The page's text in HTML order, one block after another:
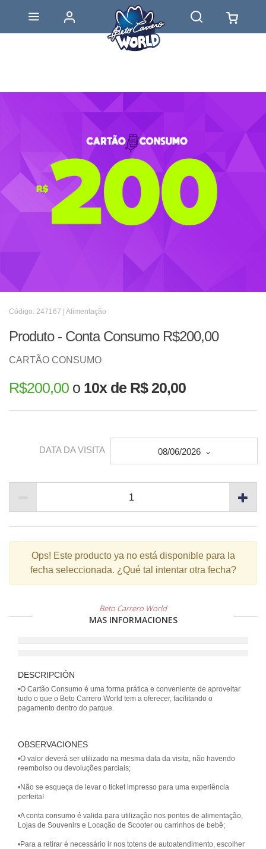
Código: 247167 | Alimentação
Produto - Conta Consumo R$200,00
CARTÃO CONSUMO
R$200,00 o 10x de R$ 20,00
DATA DA VISITA 08/06/2026
Ops! Este producto ya no está disponible para la
fecha seleccionada. ¿Qué tal intentar otra fecha?
Beto Carrero World
MAS INFORMACIONES
DESCRIPCIÓN
•O Cartão Consumo é uma forma prática e conveniente de aproveitar
tudo o que o Beto Carrero World tem a oferecer, facilitando o
pagamento dentro do parque.
OBSERVACIONES
•O valor deverá ser utilizado na mesma data da visita, não havendo
reembolso ou devoluções parciais;
•Não se esqueça de levar o ticket impresso para uma experiência
perfeita!
•A conta consumo é valida para utilização nos pontos de alimentação,
Lojas de Souvenirs e Locação de Scooter ou carrinhos de bebê;
•Para a retirar é necessário ir nos totens de autoatendimento, escolher